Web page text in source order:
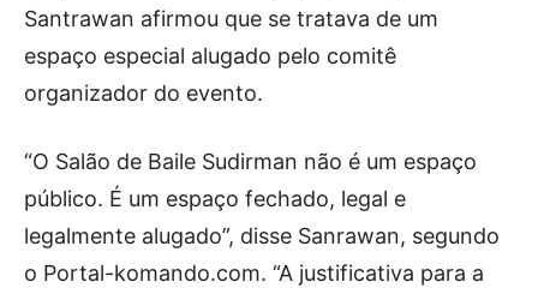
Santrawan afirmou que se tratava de um
espaço especial alugado pelo comitê
organizador do evento.
“O Salão de Baile Sudirman não é um espaço
público. É um espaço fechado, legal e
legalmente alugado”, disse Sanrawan, segundo
o Portal-komando.com. “A justificativa para a